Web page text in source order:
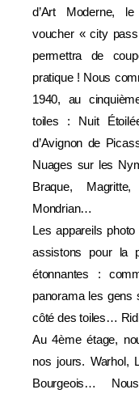
d’Art Moderne,
voucher « city
permettra de
pratique ! Nous
1940, au
toiles : Nuit
d’Avignon de
Nuages sur les
Braque,
Mondrian…
Les appareils
assistons pour la
étonnantes :
panorama les gens
côté des toiles…
Au 4ème étage,
nos jours. Warhol,
Bourgeois…